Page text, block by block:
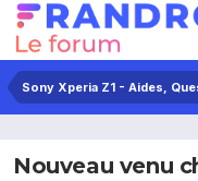
Sony Xperia Z1 - Aides,
Nouveau venu